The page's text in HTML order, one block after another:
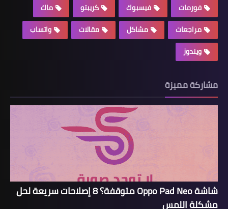
فورمات
فيسبوك كريبتو
ماك
مراجعات
مشاكل مقالات
واتساب
ويندوز
مشاركة مميزة
شاشة Oppo Pad Neo متوقفة؟ 8 إصلاحات سريعة لحل
مشكلة اللمس